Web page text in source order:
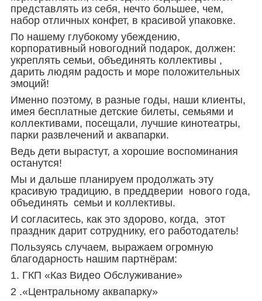
представлять из себя, нечто большее, чем,
набор отличных конфет, в красивой упаковке.
По нашему глубокому убеждению,
корпоративный новогодний подарок, должен:
укреплять семьи, объединять коллективы ,
дарить людям радость и море положительных
эмоций!
Именно поэтому, в разные годы, наши клиенты,
имея бесплатные детские билеты, семьями и
коллективами, посещали, лучшие кинотеатры,
парки развлечений и аквапарки.
Ведь дети вырастут, а хорошие воспоминания
останутся!
Мы и дальше планируем продолжать эту
красивую традицию, в преддверии нового года,
объединять семьи и коллективы.
И согласитесь, как это здорово, когда, этот
праздник дарит сотруднику, его работодатель!
Пользуясь случаем, выражаем огромную
благодарность нашим партнёрам:
1. ГКП «Каз Видео Обслуживание»
2 .«Центральному аквапарку»